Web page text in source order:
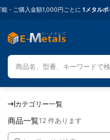
ご購入金額1,000円ごとに1メタルポイ
カテゴリー一覧
商品一覧12 件あります